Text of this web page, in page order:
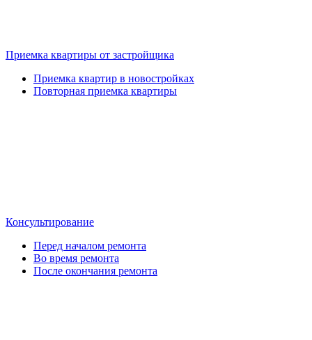
Приемка квартиры от застройщика
Приемка квартир в новостройках
Повторная приемка квартиры
Консультирование
Перед началом ремонта
Во время ремонта
После окончания ремонта